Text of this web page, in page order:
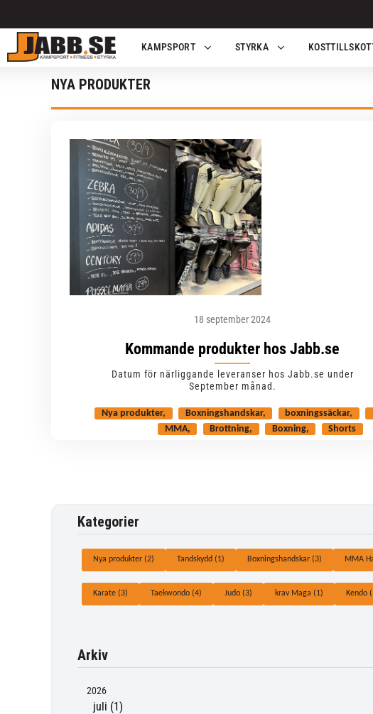
KAMPSPORT
STYRKA
NYA PRODUKTER
18 september 2024
Kommande produkter hos Jabb.se
Datum för närliggande leveranser hos Jabb.se under
September månad.
Nya produkter Boxningshandskar boxningssäckar
MMA
Brottning Boxning Shorts
Kategorier
Nya produkter (2) Tandskydd (1) Boxningshandskar (3) MMA
Karate (3) Taekwondo (4) Judo (3) krav Maga (1) Kendo
Arkiv
2026
juli (1)